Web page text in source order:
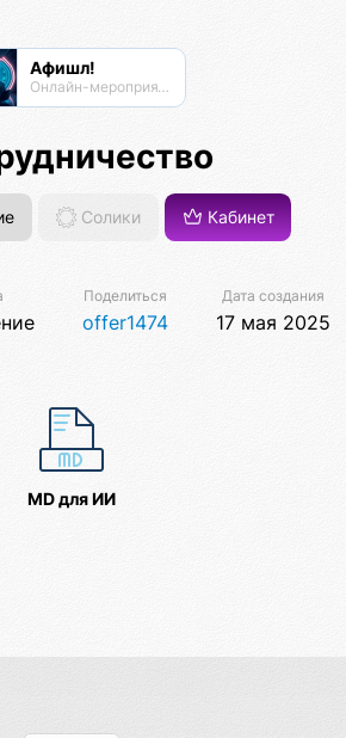
Афишл!
Онлайн-мероприятия Афиста Лаб
Солики Кабинет
Поделиться
offer1474
Дата создания
17 мая 2025
MD для ИИ